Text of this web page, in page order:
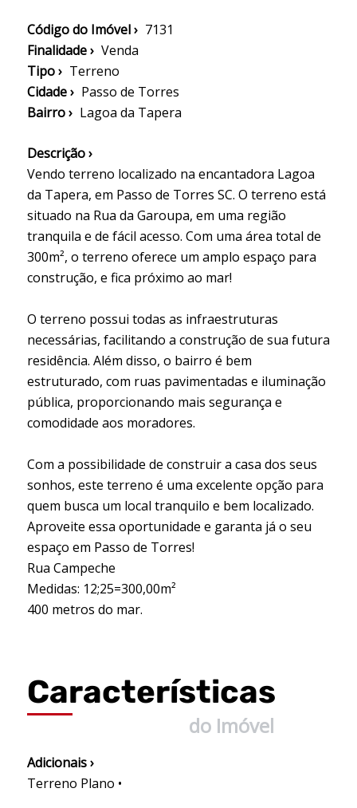
Código do Imóvel › 7131
Finalidade › Venda
Tipo › Terreno
Cidade › Passo de Torres
Bairro › Lagoa da Tapera
Descrição ›
Vendo terreno localizado na encantadora Lagoa
da Tapera, em Passo de Torres SC. O terreno está
situado na Rua da Garoupa, em uma região
tranquila e de fácil acesso. Com uma área total de
300m², o terreno oferece um amplo espaço para
construção, e fica próximo ao mar!
O terreno possui todas as infraestruturas
necessárias, facilitando a construção de sua futura
residência. Além disso, o bairro é bem
estruturado, com ruas pavimentadas e iluminação
pública, proporcionando mais segurança e
comodidade aos moradores.
Com a possibilidade de construir a casa dos seus
sonhos, este terreno é uma excelente opção para
quem busca um local tranquilo e bem localizado.
Aproveite essa oportunidade e garanta já o seu
espaço em Passo de Torres!
Rua Campeche
Medidas: 12;25=300,00m²
400 metros do mar.
Características
do Imóvel
Adicionais ›
Terreno Plano •